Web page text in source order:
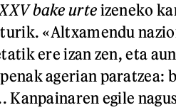
bake urteizeneko
«Altxamendu
ere izan zen, eta
agerian paratzea:
Kanpainaren egile